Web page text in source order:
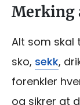
Merking
Alt som skal
sko, sekk,
forenkler
og sikrer at